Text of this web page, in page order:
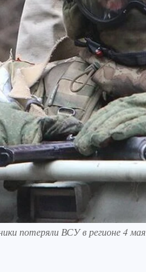
потеряли ВСУ в регионе 4 мая